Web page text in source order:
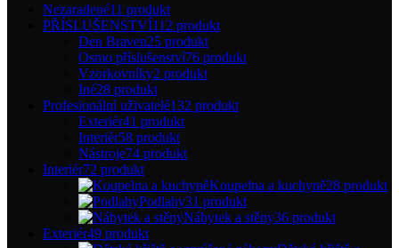
Nezaradené11 produkt
PŘÍSLUŠENSTVÍ112 produkt
Den Braven25 produkt
Osmo příslušenství76 produkt
Vzorkovníky2 produkt
Iné28 produkt
Profesionální uživatelé132 produkt
Exteriér41 produkt
Interiér58 produkt
Nástroje74 produkt
Interiér72 produkt
Koupelna a kuchyně28 produkt
Podlahy31 produkt
Nábytek a stěny36 produkt
Exteriér49 produkt